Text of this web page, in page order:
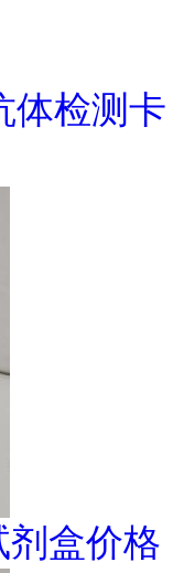
体检测卡
盒价格